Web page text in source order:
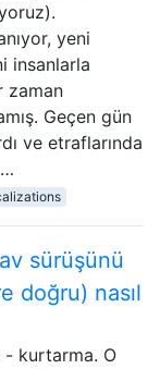
yeni
insanlarla
zaman
Geçen gün
ve etraflarında
sürüşünü
doğru) nasıl
- kurtarma. O